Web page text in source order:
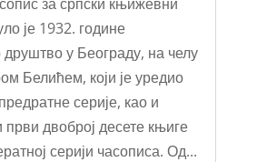
је 1932. године
друштво у Београду, на челу
Белићем, који је уредио
серије, као и
први двоброј десете књиге
серији часописа. Од...